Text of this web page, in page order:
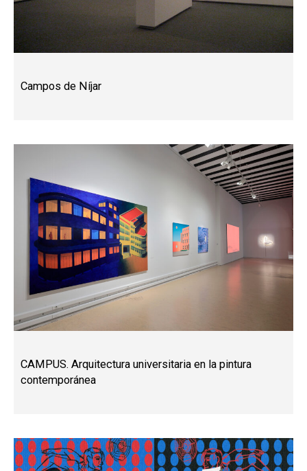
Campos de Níjar
CAMPUS. Arquitectura universitaria en la pintura
contemporánea